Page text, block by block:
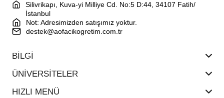
Silivrikapı, Kuva-yi Milliye Cd. No:5 D:44, 34107 Fatih/
İstanbul
Not: Adresimizden satışımız yoktur.
destek@aofacikogretim.com.tr
BİLGİ
ÜNİVERSİTELER
HIZLI MENÜ